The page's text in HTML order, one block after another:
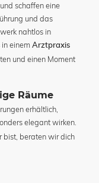
schaffen eine
und das
nahtlos in
einem Arztpraxis
und einen Moment
Räume
erhältlich,
elegant wirken.
bist, beraten wir dich